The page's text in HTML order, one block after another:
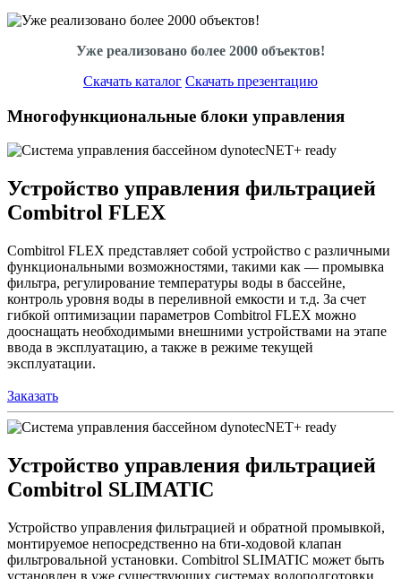
Уже реализовано более 2000 объектов!
Скачать каталог Скачать презентацию
Многофункциональные блоки управления
Устройство управления фильтрацией
Combitrol FLEX
Combitrol FLEX представляет собой устройство с различными
функциональными возможностями, такими как — промывка
фильтра, регулирование температуры воды в бассейне,
контроль уровня воды в переливной емкости и т.д. За счет
гибкой оптимизации параметров Combitrol FLEX можно
дооснащать необходимыми внешними устройствами на этапе
ввода в эксплуатацию, а также в режиме текущей
эксплуатации.
Заказать
Устройство управления фильтрацией
Combitrol SLIMATIC
Устройство управления фильтрацией и обратной промывкой,
монтируемое непосредственно на 6ти-ходовой клапан
фильтровальной установки. Combitrol SLIMATIC может быть
установлен в уже существующих системах водоподготовки.